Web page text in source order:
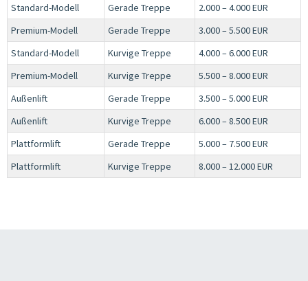
Standard-Modell
Gerade Treppe
2.000 – 4.000 EUR
Premium-Modell
Gerade Treppe
3.000 – 5.500 EUR
Standard-Modell
Kurvige Treppe
4.000 – 6.000 EUR
Premium-Modell
Kurvige Treppe
5.500 – 8.000 EUR
Außenlift
Gerade Treppe
3.500 – 5.000 EUR
Außenlift
Kurvige Treppe
6.000 – 8.500 EUR
Plattformlift
Gerade Treppe
5.000 – 7.500 EUR
Plattformlift
Kurvige Treppe 8.000 – 12.000 EUR